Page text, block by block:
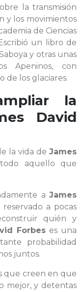
la transmisión
y los movimientos
de Ciencias
un libro de
y otras unas
Apeninos, con
de los glaciares.
la
David
la vida de James
aquello que
a James
a pocas
quién y
Forbes es una
probabilidad
juntos.
que creen en que
mejor, y detentas